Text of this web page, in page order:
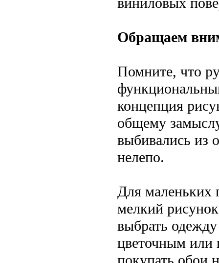
Обращаем
Помните, что
концепция
общему
выбивались из
нелепо.
Для маленьких
мелкий
выбрать
цветочным или